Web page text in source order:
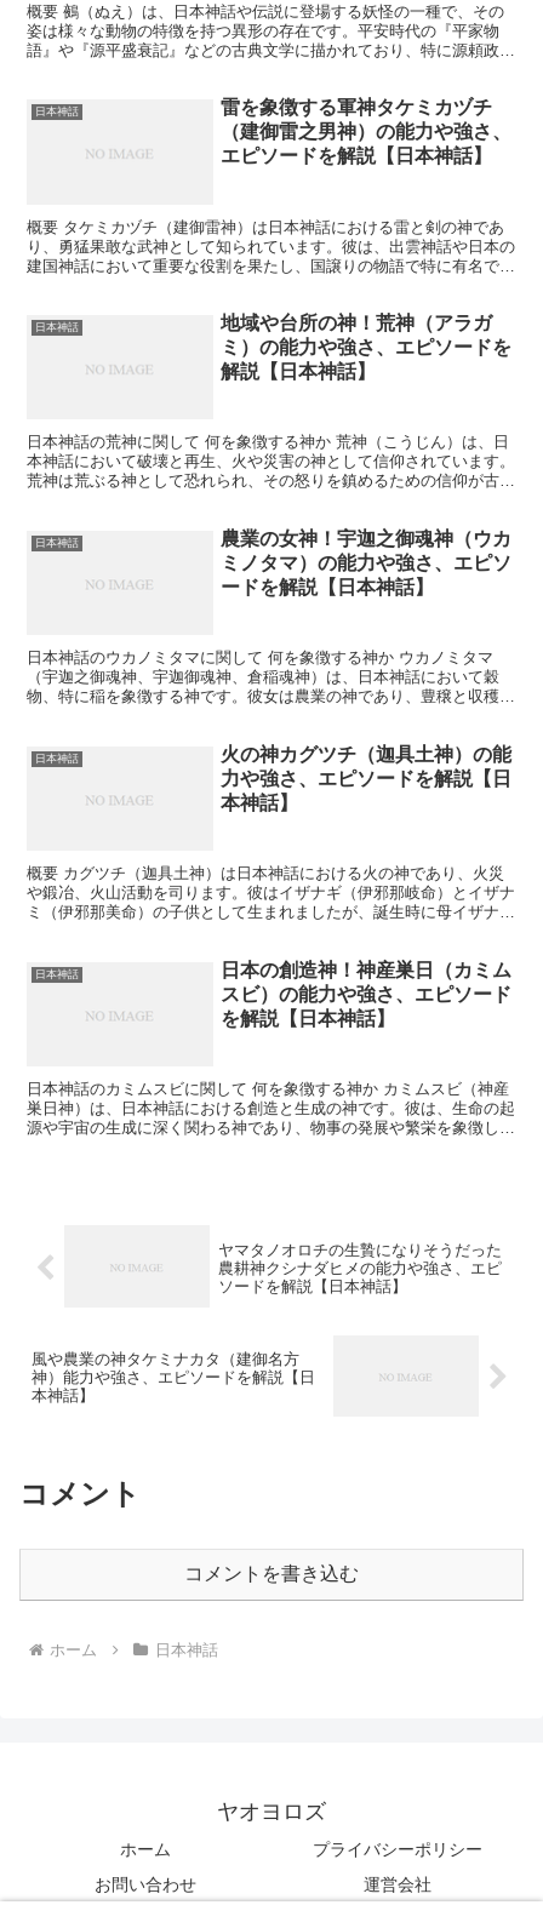
概要 鵺（ぬえ）は、日本神話や伝説に登場する妖怪の一種で、その
姿は様々な動物の特徴を持つ異形の存在です。平安時代の『平家物
語』や『源平盛衰記』などの古典文学に描かれており、特に源頼政に
日本神話
雷を象徴する軍神タケミカヅチ
（建御雷之男神）の能力や強さ、
エピソードを解説【日本神話】
概要 タケミカヅチ（建御雷神）は日本神話における雷と剣の神であ
り、勇猛果敢な武神として知られています。彼は、出雲神話や日本の
建国神話において重要な役割を果たし、国譲りの物語で特に有名で
日本神話
地域や台所の神！荒神（アラガ
ミ）の能力や強さ、エピソードを
解説【日本神話】
日本神話の荒神に関して 何を象徴する神か 荒神（こうじん）は、日
本神話において破壊と再生、火や災害の神として信仰されています。
荒神は荒ぶる神として恐れられ、その怒りを鎮めるための信仰が古く
日本神話
農業の女神！宇迦之御魂神（ウカ
ミノタマ）の能力や強さ、エピソ
ードを解説【日本神話】
日本神話のウカノミタマに関して 何を象徴する神か ウカノミタマ
（宇迦之御魂神、宇迦御魂神、倉稲魂神）は、日本神話において穀
物、特に稲を象徴する神です。彼女は農業の神であり、豊穣と収穫の
日本神話
火の神カグツチ（迦具土神）の能
力や強さ、エピソードを解説【日
本神話】
概要 カグツチ（迦具土神）は日本神話における火の神であり、火災
や鍛冶、火山活動を司ります。彼はイザナギ（伊邪那岐命）とイザナ
ミ（伊邪那美命）の子供として生まれましたが、誕生時に母イザナミ
日本神話
日本の創造神！神産巣日（カミム
スビ）の能力や強さ、エピソード
を解説【日本神話】
日本神話のカミムスビに関して 何を象徴する神か カミムスビ（神産
巣日神）は、日本神話における創造と生成の神です。彼は、生命の起
源や宇宙の生成に深く関わる神であり、物事の発展や繁栄を象徴しま
ヤマタノオロチの生贄になりそうだった
農耕神クシナダヒメの能力や強さ、エピ
ソードを解説【日本神話】
風や農業の神タケミナカタ（建御名方
神）能力や強さ、エピソードを解説【日
本神話】
コメント
コメントを書き込む
ホーム 日本神話
ヤオヨロズ
ホーム
プライバシーポリシー
お問い合わせ
運営会社